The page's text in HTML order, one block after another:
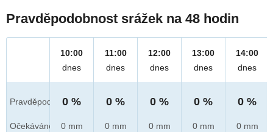
Pravděpodobnost srážek na 48 hodin
Pravděpod.
Očekáváno
10:00
dnes
0 %
0 mm
11:00
dnes
0 %
0 mm
12:00
dnes
0 %
0 mm
13:00
dnes
0 %
0 mm
14:00
dnes
0 %
0 mm